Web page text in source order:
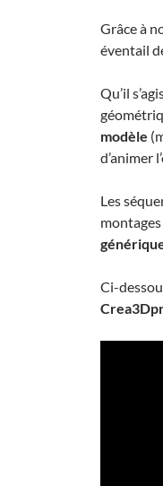
Grâce à
éventail
Qu’il
modèle
d’animer
Les
Ci-